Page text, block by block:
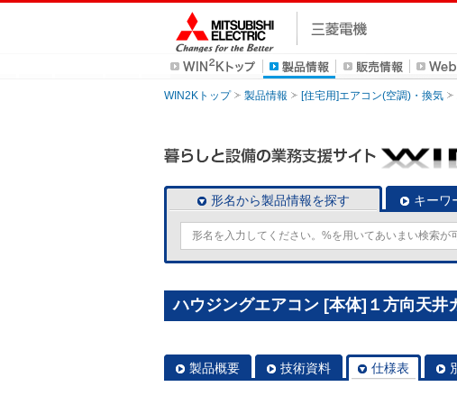
WIN2Kトップ 製品情報 [住宅用]エアコン(空調)・換気
形名から製品情報を探す キーワ
ハウジングエアコン [本体]１方向天
製品概要 技術資料 仕様表